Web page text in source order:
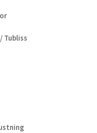
Tubliss